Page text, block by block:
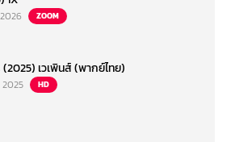
2026 ZOOM
เวเพินส์ (พากย์ไทย)
2025 HD